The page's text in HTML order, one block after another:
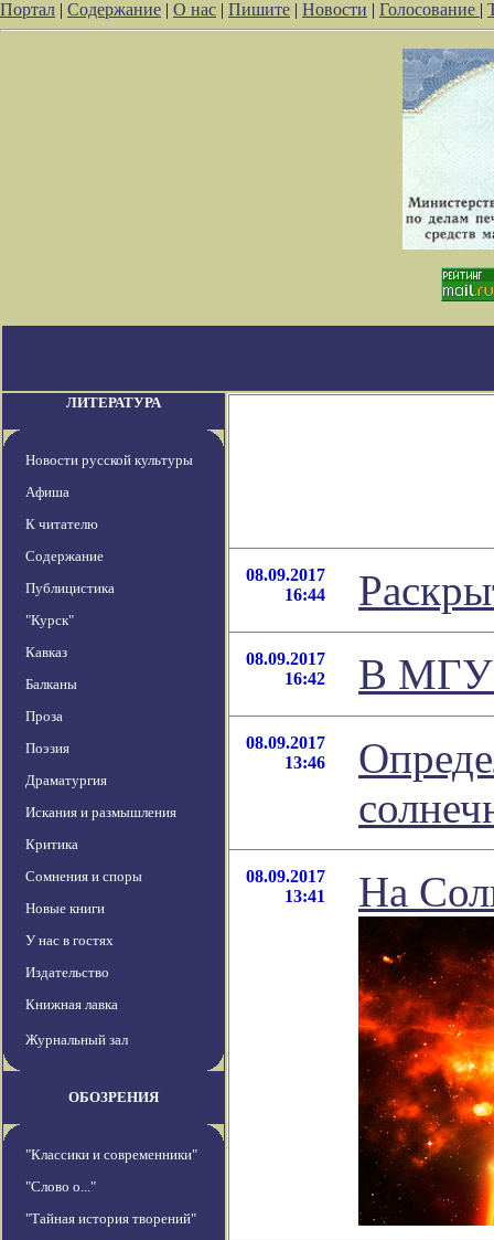
Портал | Содержание | О нас | Пишите | Новости | Голосование |
ЛИТЕРАТУРА
Новости русской культуры
Афиша
К читателю
Содержание
Публицистика
"Курск"
Кавказ
Балканы
Проза
Поэзия
Драматургия
Искания и размышления
Критика
Сомнения и споры
Новые книги
У нас в гостях
Издательство
Книжная лавка
Журнальный зал
ОБОЗРЕНИЯ
"Классики и современники"
"Слово о..."
"Тайная история творений"
08.09.2017
16:44
08.09.2017
16:42
В МГУ
08.09.2017
13:46
08.09.2017
13:41
На